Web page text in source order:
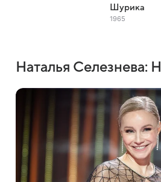
Шурика
1965
Наталья Селезнева: